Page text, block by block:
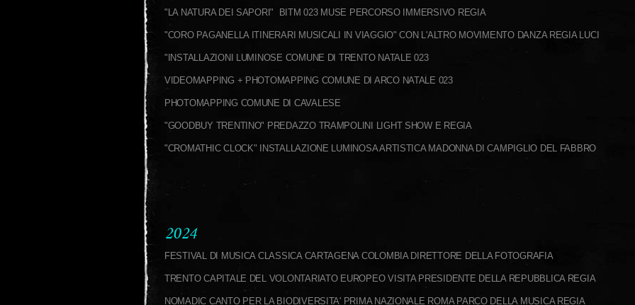
"LA NATURA DEI SAPORI" BITM 023 MUSE PERCORSO IMMERSIVO REGIA
"CORO PAGANELLA ITINERARI MUSICALI IN VIAGGIO" CON L'ALTRO MOVIMENTO DANZA REGIA LUCI
"INSTALLAZIONI LUMINOSE COMUNE DI TRENTO NATALE 023
VIDEOMAPPING + PHOTOMAPPING COMUNE DI ARCO NATALE 023
PHOTOMAPPING COMUNE DI CAVALESE
"GOODBUY TRENTINO" PREDAZZO TRAMPOLINI LIGHT SHOW E REGIA
"CROMATHIC CLOCK" INSTALLAZIONE LUMINOSA ARTISTICA MADONNA DI CAMPIGLIO DEL FABBRO
2024
FESTIVAL DI MUSICA CLASSICA CARTAGENA COLOMBIA DIRETTORE DELLA FOTOGRAFIA
TRENTO CAPITALE DEL VOLONTARIATO EUROPEO VISITA PRESIDENTE DELLA REPUBBLICA REGIA
NOMADIC CANTO PER LA BIODIVERSITA' PRIMA NAZIONALE ROMA PARCO DELLA MUSICA REGIA